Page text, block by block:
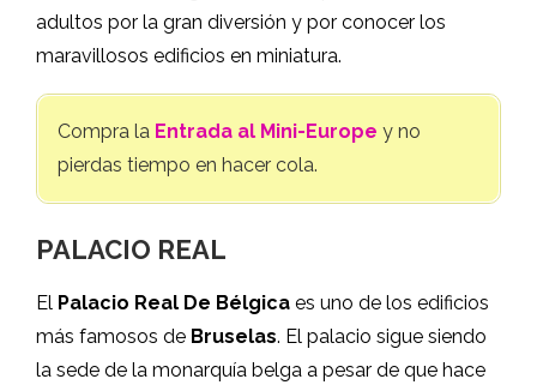
adultos por la gran diversión y por conocer los
maravillosos edificios en miniatura.
Compra la Entrada al Mini-Europe y no
pierdas tiempo en hacer cola.
PALACIO REAL
El Palacio Real De Bélgica es uno de los edificios
más famosos de Bruselas. El palacio sigue siendo
la sede de la monarquía belga a pesar de que hace